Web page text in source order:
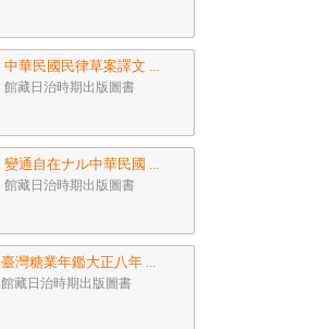
中華民國民律草案譯文 ...
館藏日治時期出版圖書
變通自在ナル中華民國 ...
館藏日治時期出版圖書
臺灣糖業年鑑大正八年 ...
館藏日治時期出版圖書